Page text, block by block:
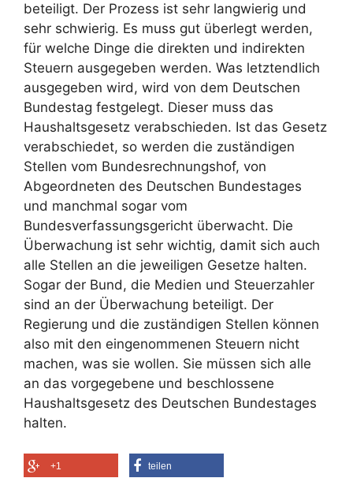
beteiligt. Der Prozess ist sehr langwierig und
sehr schwierig. Es muss gut überlegt werden,
für welche Dinge die direkten und indirekten
Steuern ausgegeben werden. Was letztendlich
ausgegeben wird, wird von dem Deutschen
Bundestag festgelegt. Dieser muss das
Haushaltsgesetz verabschieden. Ist das Gesetz
verabschiedet, so werden die zuständigen
Stellen vom Bundesrechnungshof, von
Abgeordneten des Deutschen Bundestages
und manchmal sogar vom
Bundesverfassungsgericht überwacht. Die
Überwachung ist sehr wichtig, damit sich auch
alle Stellen an die jeweiligen Gesetze halten.
Sogar der Bund, die Medien und Steuerzahler
sind an der Überwachung beteiligt. Der
Regierung und die zuständigen Stellen können
also mit den eingenommenen Steuern nicht
machen, was sie wollen. Sie müssen sich alle
an das vorgegebene und beschlossene
Haushaltsgesetz des Deutschen Bundestages
halten.
+1 teilen